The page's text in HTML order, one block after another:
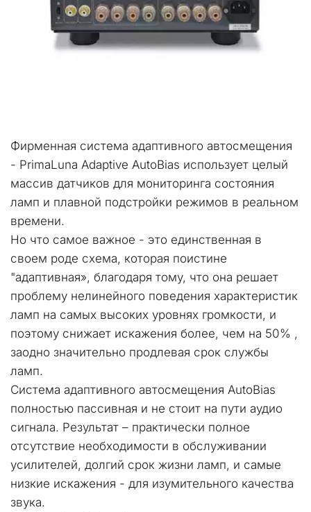
Фирменная система адаптивного автосмещения
- PrimaLuna Adaptive AutoBias использует целый
массив датчиков для мониторинга состояния
ламп и плавной подстройки режимов в реальном
времени.
Но что самое важное - это единственная в
своем роде схема, которая поистине
"адаптивная», благодаря тому, что она решает
проблему нелинейного поведения характеристик
ламп на самых высоких уровнях громкости, и
поэтому снижает искажения более, чем на 50% ,
заодно значительно продлевая срок службы
ламп.
Система адаптивного автосмещения AutoBias
полностью пассивная и не стоит на пути аудио
сигнала. Результат – практически полное
отсутствие необходимости в обслуживании
усилителей, долгий срок жизни ламп, и самые
низкие искажения - для изумительного качества
звука.